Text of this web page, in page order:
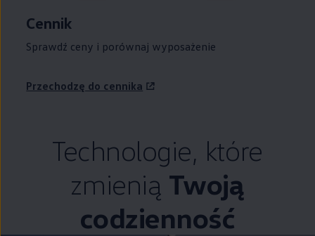
Cennik
Sprawdź ceny i porównaj wyposażenie
Przechodzę do cennika
Technologie, które
zmienią Twoją
codzienność